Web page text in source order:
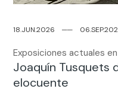
18.JUN.2026──
Exposiciones actuales
Joaquín Tusquets
elocuente